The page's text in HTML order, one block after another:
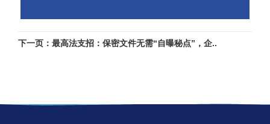
下一页：最高法支招：保密文件无需“自曝秘点”，企..